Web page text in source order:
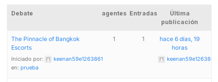
Debate agentes Entradas
Última
publicación
The Pinnacle of Bangkok
Escorts
Iniciado por:
keenan59e1263861
en: prueba
1 1
hace 6 días, 19
horas
keenan59e1263861